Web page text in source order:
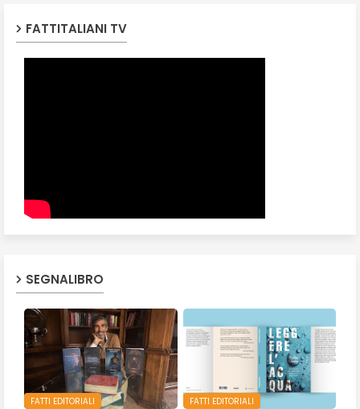
FATTITALIANI TV
SEGNALIBRO
FATTI EDITORIALI FATTI EDITORIALI